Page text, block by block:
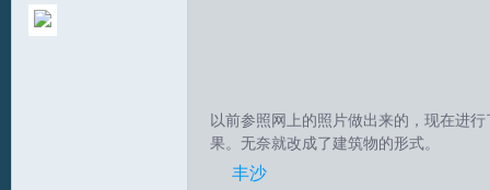
以前参照网上的照片做出来的，现在进
果。无奈就改成了建筑物的形式。
丰沙